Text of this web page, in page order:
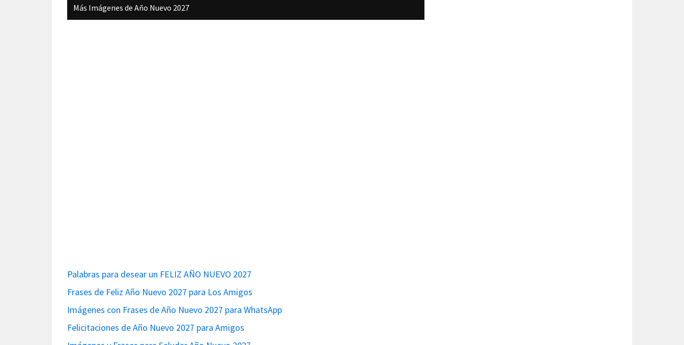
Más Imágenes de Año Nuevo 2027
Palabras para desear un FELIZ AÑO NUEVO 2027
Frases de Feliz Año Nuevo 2027 para Los Amigos
Imágenes con Frases de Año Nuevo 2027 para WhatsApp
Felicitaciones de Año Nuevo 2027 para Amigos